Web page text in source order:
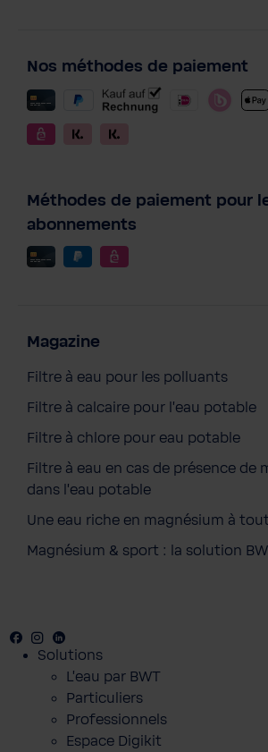
BWT Change the World Polo
Nos méthodes de paiement
Méthodes de paiement pour
abonnements
Magazine
Filtre à eau pour les polluants
Filtre à calcaire pour l'eau potable
Filtre à chlore pour eau potable
Filtre à eau en cas de présence de
dans l'eau potable
Une eau riche en magnésium à
Magnésium & sport : la solution
Facebook
YoutubeInstagram
Solutions
L'eau par BWT
Particuliers
Professionnels
Espace Digikit